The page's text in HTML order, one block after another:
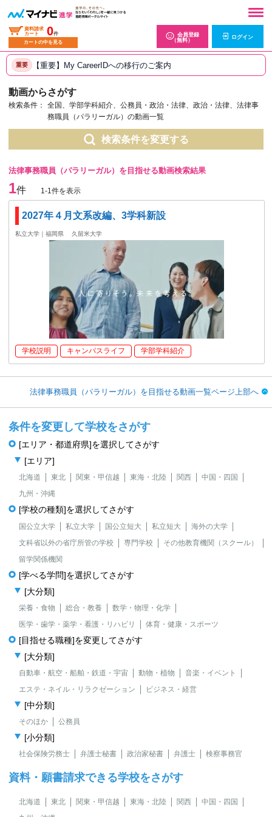
資料請求
カート
0件
カートの中を見る
会員登録
（無料）
ログイン
重要 【重要】My CareerIDへの移行のご案内
動画からさがす
検索条件：
全国、学部学科紹介、公務員・政治・法律、政治・法律、法律事
務職員（パラリーガル）の動画一覧
検索条件を変更する
法律事務職員（パラリーガル）を目指せる動画検索結果
1件 1-1件を表示
2027年４月文系改編、3学科新設
私立大学｜福岡県 久留米大学
学校説明 キャンパスライフ 学部学科紹介
法律事務職員（パラリーガル）を目指せる動画一覧ページ上部へ
条件を変更して学校をさがす
[エリア・都道府県]を選択してさがす
[エリア]
北海道 東北 関東・甲信越 東海・北陸 関西
中国・四国
九州・沖縄
[学校の種類]を選択してさがす
国公立大学 私立大学 国公立短大 私立短大
海外の大学
文科省以外の省庁所管の学校
専門学校
その他教育機関（スクール）
留学関係機関
[学べる学問]を選択してさがす
[大分類]
栄養・食物 総合・教養
数学・物理・化学
医学・歯学・薬学・看護・リハビリ
体育・健康・スポーツ
[目指せる職種]を変更してさがす
[大分類]
自動車・航空・船舶・鉄道・宇宙 動物・植物
音楽・イベント
エステ・ネイル・リラクゼーション
ビジネス・経営
[中分類]
そのほか 公務員
[小分類]
社会保険労務士 弁護士秘書 政治家秘書 弁護士 検察事務官
資料・願書請求できる学校をさがす
北海道 東北 関東・甲信越 東海・北陸 関西
中国・四国